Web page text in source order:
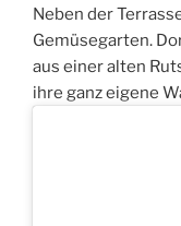
Neben der
Gemüsegarten.
aus einer alten
ihre ganz eigene